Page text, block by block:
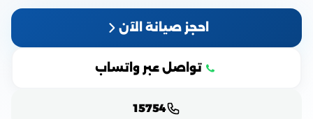
احجز صيانة الآن
تواصل عبر واتساب
15754